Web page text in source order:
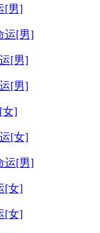
[男]
运[男]
[男]
[男]
女]
[女]
运[男]
[女]
[女]